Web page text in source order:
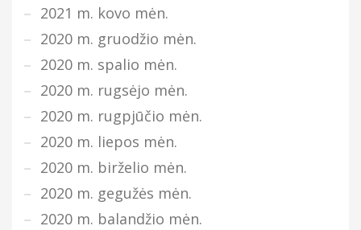
2021 m. kovo mėn.
2020 m. gruodžio mėn.
2020 m. spalio mėn.
2020 m. rugsėjo mėn.
2020 m. rugpjūčio mėn.
2020 m. liepos mėn.
2020 m. birželio mėn.
2020 m. gegužės mėn.
2020 m. balandžio mėn.